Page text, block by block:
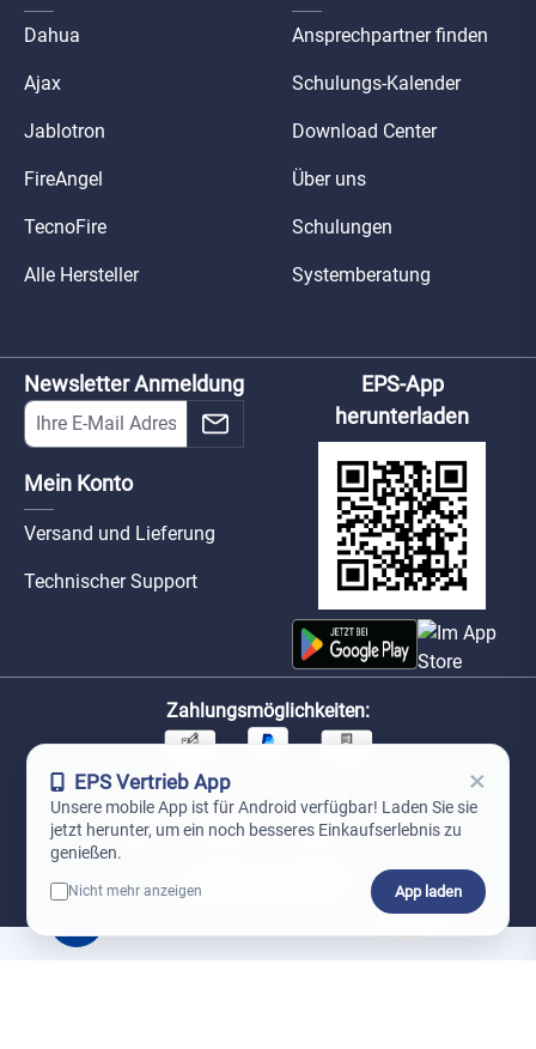
Dahua
Ajax
Jablotron
FireAngel
TecnoFire
Alle Hersteller
Ansprechpartner finden
Schulungs-Kalender
Download Center
Über uns
Schulungen
Systemberatung
Newsletter Anmeldung
Mein Konto
Versand und Lieferung
Technischer Support
EPS-App
herunterladen
Zahlungsmöglichkeiten:
Unsere Versandpartner:
EPS Vertrieb App ×
Unsere mobile App ist für Android verfügbar! Laden Sie sie
jetzt herunter, um ein noch besseres Einkaufserlebnis zu
genießen.
Nicht mehr anzeigen App laden